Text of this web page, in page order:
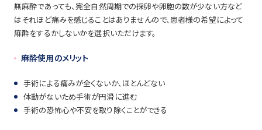
無麻酔であっても、完全自然周期での採卵や卵胞の数が少ない方など
はそれほど痛みを感じることはありませんので、患者様の希望によって
麻酔をするかしないかを選択いただけます。
麻酔使用のメリット
手術による痛みが全くないか、ほとんどない
体動がないため手術が円滑に進む
手術の恐怖心や不安を取り除くことができる